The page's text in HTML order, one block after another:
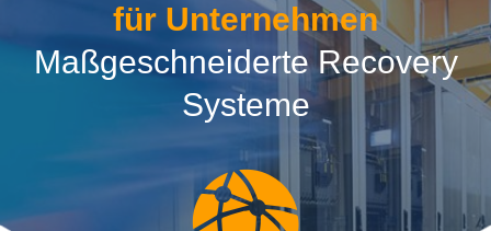
für Unternehmen
Maßgeschneiderte Recovery
Systeme